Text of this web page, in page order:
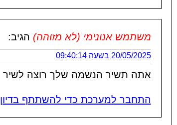
משתמש אנונימי (לא מזוהה) הגיב:
20/05/2025 בשעה 09:40:14
אתה תשיר הנשמה שלך רוצה לשיר
התחבר למערכת כדי להשתתף בדיון